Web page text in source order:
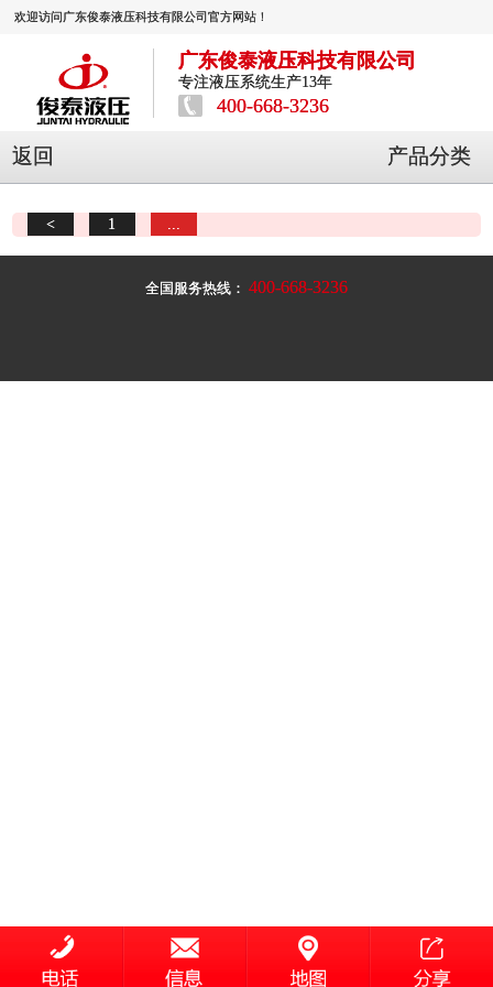
欢迎访问广东俊泰液压科技有限公司官方网站！
广东俊泰液压科技有限公司
专注液压系统生产13年
400-668-3236
返回 产品分类
< 1
全国服务热线： 400-668-3236